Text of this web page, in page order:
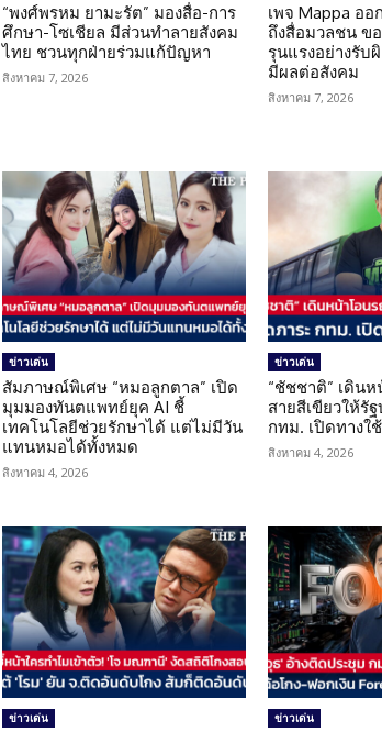
“พงศ์พรหม ยามะรัต” มองสื่อ-การ
ศึกษา-โซเชียล มีส่วนทำลายสังคม
ไทย ชวนทุกฝ่ายร่วมแก้ปัญหา
สิงหาคม 7, 2026
เพจ Mappa อ
ถึงสื่อมวลชน ข
รุนแรงอย่างรับ
มีผลต่อสังคม
สิงหาคม 7, 2026
ข่าวเด่น
สัมภาษณ์พิเศษ “หมอลูกตาล” เปิด
มุมมองทันตแพทย์ยุค AI ชี้
เทคโนโลยีช่วยรักษาได้ แต่ไม่มีวัน
แทนหมอได้ทั้งหมด
สิงหาคม 4, 2026
ข่าวเด่น
“ชัชชาติ” เดิน
สายสีเขียวให้รั
กทม. เปิดทางใ
สิงหาคม 4, 2026
ข่าวเด่น ข่าวเด่น